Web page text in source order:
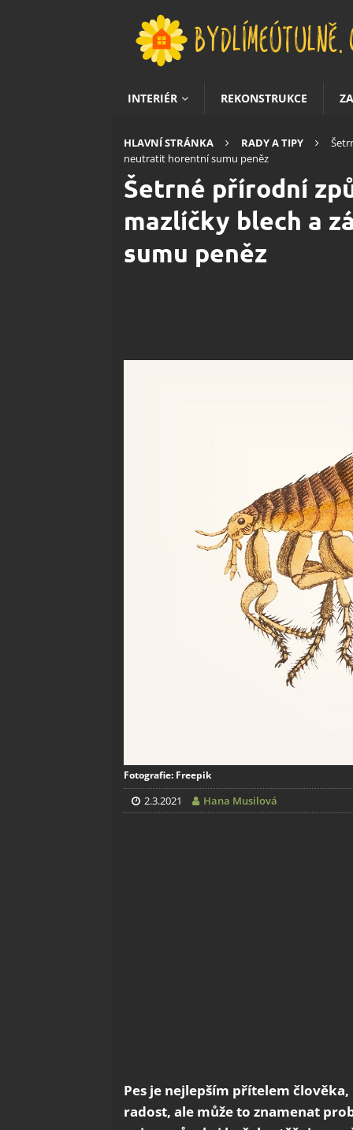
INTERIÉR REKONSTRUKCE
HLAVNÍ STRÁNKA RADY A TIPY
neutratit horentní sumu peněz
Šetrné přírodní
mazlíčky blech a
sumu peněz
Fotografie: Freepik
2.3.2021 Hana Musilová
Pes je nejlepším přítelem
radost, ale může to znamenat